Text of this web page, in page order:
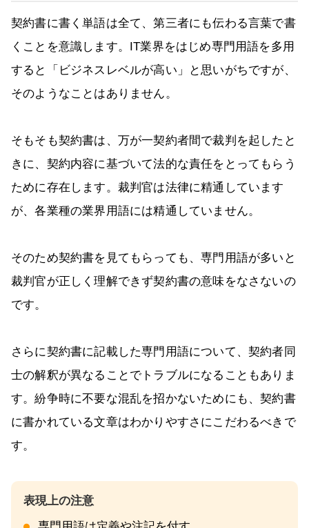
契約書に書く単語は全て、第三者にも伝わる言葉で書
くことを意識します。IT業界をはじめ専門用語を多用
すると「ビジネスレベルが高い」と思いがちですが、
そのようなことはありません。
そもそも契約書は、万が一契約者間で裁判を起したと
きに、契約内容に基づいて法的な責任をとってもらう
ために存在します。裁判官は法律に精通しています
が、各業種の業界用語には精通していません。
そのため契約書を見てもらっても、専門用語が多いと
裁判官が正しく理解できず契約書の意味をなさないの
です。
さらに契約書に記載した専門用語について、契約者同
士の解釈が異なることでトラブルになることもありま
す。紛争時に不要な混乱を招かないためにも、契約書
に書かれている文章はわかりやすさにこだわるべきで
す。